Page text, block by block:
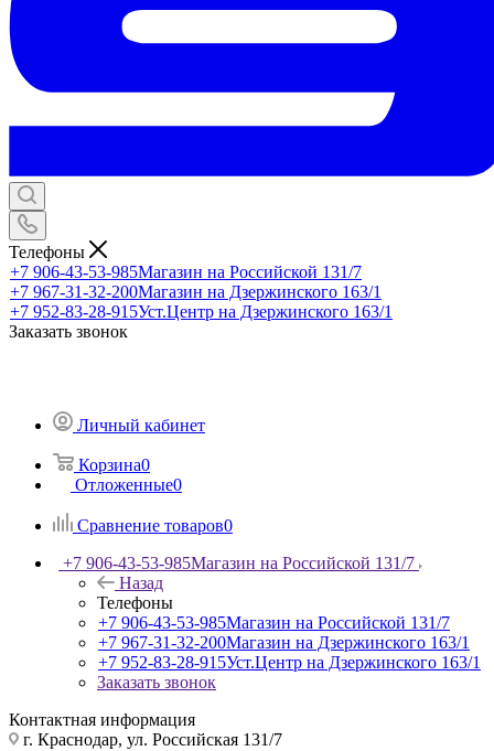
Телефоны
+7 906-43-53-985Магазин на Российской 131/7
+7 967-31-32-200Магазин на Дзержинского 163/1
+7 952-83-28-915Уст.Центр на Дзержинского 163/1
Заказать звонок
Личный кабинет
Корзина0
Отложенные0
Сравнение товаров0
+7 906-43-53-985Магазин на Российской 131/7
Назад
Телефоны
+7 906-43-53-985Магазин на Российской 131/7
+7 967-31-32-200Магазин на Дзержинского 163/1
+7 952-83-28-915Уст.Центр на Дзержинского 163/1
Заказать звонок
Контактная информация
г. Краснодар, ул. Российская 131/7